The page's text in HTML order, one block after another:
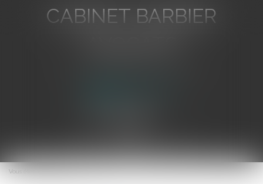
CABINET BARBIER
Ouvrir
le
Vous êtes ici :